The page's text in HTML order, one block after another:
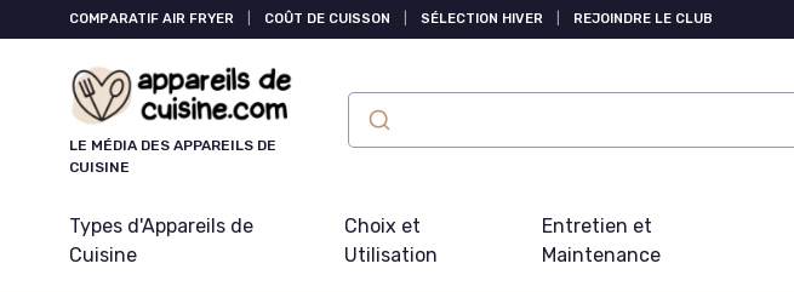
COMPARATIF AIR FRYER COÛT DE CUISSON SÉLECTION HIVER REJOINDRE LE CLUB
LE MÉDIA DES APPAREILS DE
CUISINE
Types d'Appareils de
Cuisine
Choix et
Utilisation
Entretien et
Maintenance
Panneau de gestion des cookies